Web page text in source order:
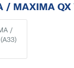
/ MAXIMA
/